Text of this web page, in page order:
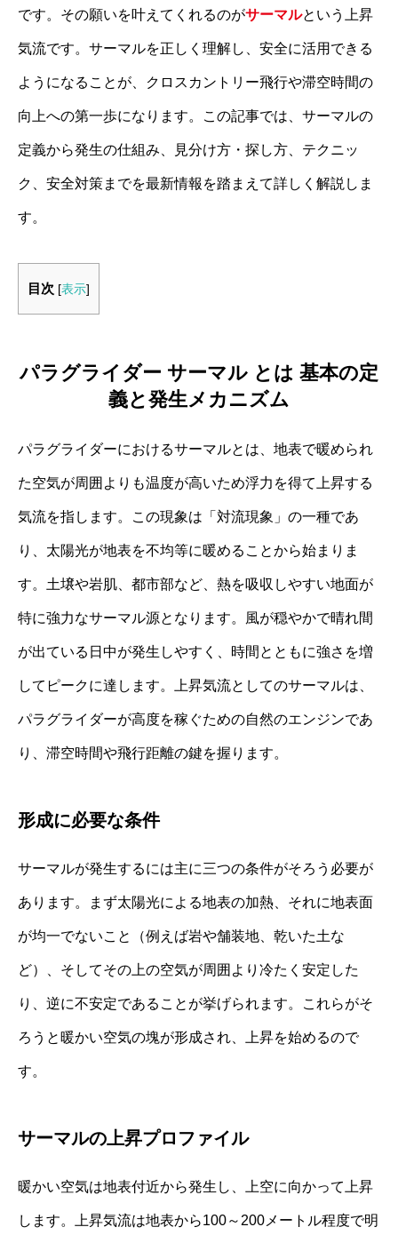
です。その願いを叶えてくれるのがサーマルという上昇
気流です。サーマルを正しく理解し、安全に活用できる
ようになることが、クロスカントリー飛行や滞空時間の
向上への第一歩になります。この記事では、サーマルの
定義から発生の仕組み、見分け方・探し方、テクニッ
ク、安全対策までを最新情報を踏まえて詳しく解説しま
す。
目次 [表示]
パラグライダー サーマル とは 基本の定
義と発生メカニズム
パラグライダーにおけるサーマルとは、地表で暖められ
た空気が周囲よりも温度が高いため浮力を得て上昇する
気流を指します。この現象は「対流現象」の一種であ
り、太陽光が地表を不均等に暖めることから始まりま
す。土壌や岩肌、都市部など、熱を吸収しやすい地面が
特に強力なサーマル源となります。風が穏やかで晴れ間
が出ている日中が発生しやすく、時間とともに強さを増
してピークに達します。上昇気流としてのサーマルは、
パラグライダーが高度を稼ぐための自然のエンジンであ
り、滞空時間や飛行距離の鍵を握ります。
形成に必要な条件
サーマルが発生するには主に三つの条件がそろう必要が
あります。まず太陽光による地表の加熱、それに地表面
が均一でないこと（例えば岩や舗装地、乾いた土な
ど）、そしてその上の空気が周囲より冷たく安定した
り、逆に不安定であることが挙げられます。これらがそ
ろうと暖かい空気の塊が形成され、上昇を始めるので
す。
サーマルの上昇プロファイル
暖かい空気は地表付近から発生し、上空に向かって上昇
します。上昇気流は地表から100～200メートル程度で明